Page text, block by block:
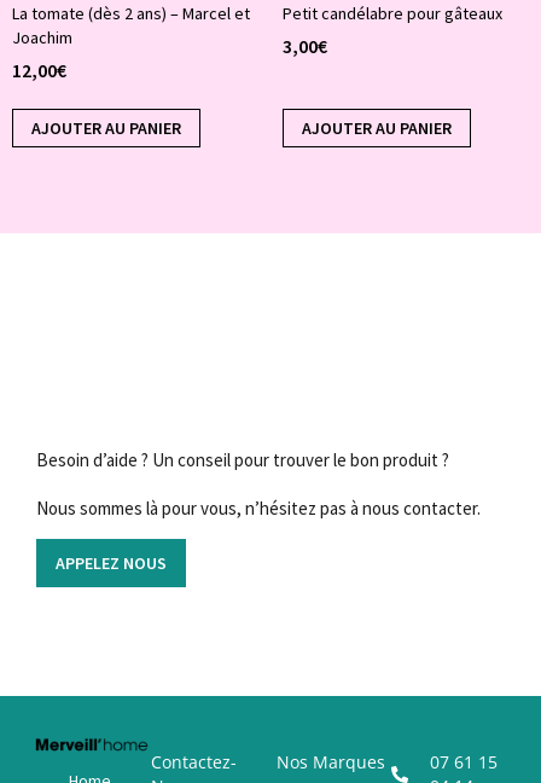
La tomate (dès 2 ans) – Marcel et
Joachim
12,00€
AJOUTER AU PANIER
Petit candélabre pour gâteaux
3,00€
AJOUTER AU PANIER
Besoin d’aide ? Un conseil pour trouver le bon produit ?
Nous sommes là pour vous, n’hésitez pas à nous contacter.
APPELEZ NOUS
Contactez-
Nos Marques
07 61 15